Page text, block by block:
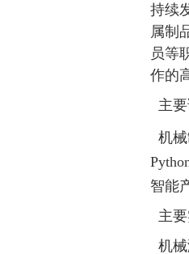
持续
属制
员等
作的
主要
机
智能
主要
机械